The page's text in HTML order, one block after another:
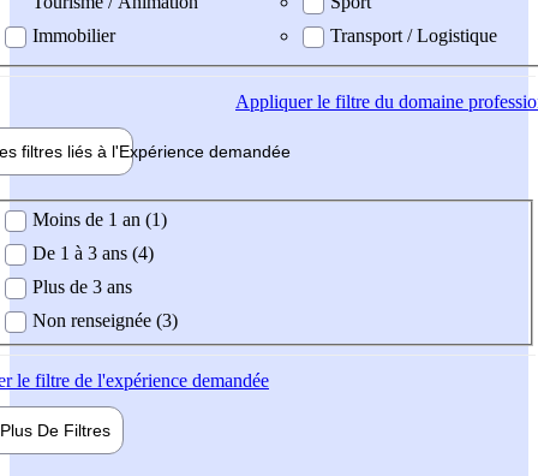
Immobilier
Transport / Logistique
Appliquerle filtre du domaine
filtres liés à l'Expérience demandée
demandée
Moins de 1 an (1)
De 1 à 3 ans (4)
Plus de 3 ans
Non renseignée (3)
le filtre de l'expérience demandée
Plus De Filtres